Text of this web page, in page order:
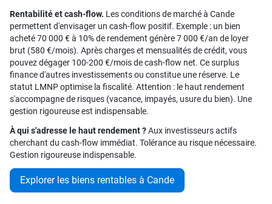
Rentabilité et cash-flow. Les conditions de marché à Cande
permettent d'envisager un cash-flow positif. Exemple : un bien
acheté 70 000 € à 10% de rendement génère 7 000 €/an de loyer
brut (580 €/mois). Après charges et mensualités de crédit, vous
pouvez dégager 100-200 €/mois de cash-flow net. Ce surplus
finance d'autres investissements ou constitue une réserve. Le
statut LMNP optimise la fiscalité. Attention : le haut rendement
s'accompagne de risques (vacance, impayés, usure du bien). Une
gestion rigoureuse est indispensable.
À qui s'adresse le haut rendement ?Aux investisseurs actifs
cherchant du cash-flow immédiat. Tolérance au risque nécessaire.
Gestion rigoureuse indispensable.
Explorer les biens rentables à Cande